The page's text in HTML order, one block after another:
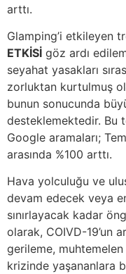
arttı.
Glamping’i etkileyen
ETKİSİ göz ardı
seyahat yasakları
zorluktan kurtulmuş
bunun sonucunda
desteklemektedir. Bu
Google aramaları;
arasında %100 arttı.
Hava yolculuğu ve
devam edecek veya
sınırlayacak kadar
olarak, COIVD-19’un
gerileme,
krizinde yaşananlara